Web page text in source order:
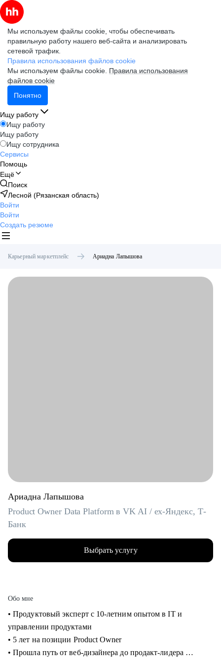
Мы используем файлы cookie, чтобы обеспечивать
правильную работу нашего веб-сайта и анализировать
сетевой трафик.
Правила использования файлов cookie
Мы используем файлы cookie. Правила использования
файлов cookie
Понятно
Ищу работу
Ищу работу
Ищу работу
Ищу сотрудника
Сервисы
Помощь
Ещё
Поиск
Лесной (Рязанская область)
Войти
Войти
Создать резюме
Карьерный маркетплейс Ариадна Лапышова
Ариадна Лапышова
Product Owner Data Platform в VK AI / ex-Яндекс, Т-
Банк
Выбрать услугу
Обо мне
• Продуктовый эксперт с 10-летним опытом в IT и
управлении продуктами
• 5 лет на позиции Product Owner
• Прошла путь от веб-дизайнера до продакт-лидера